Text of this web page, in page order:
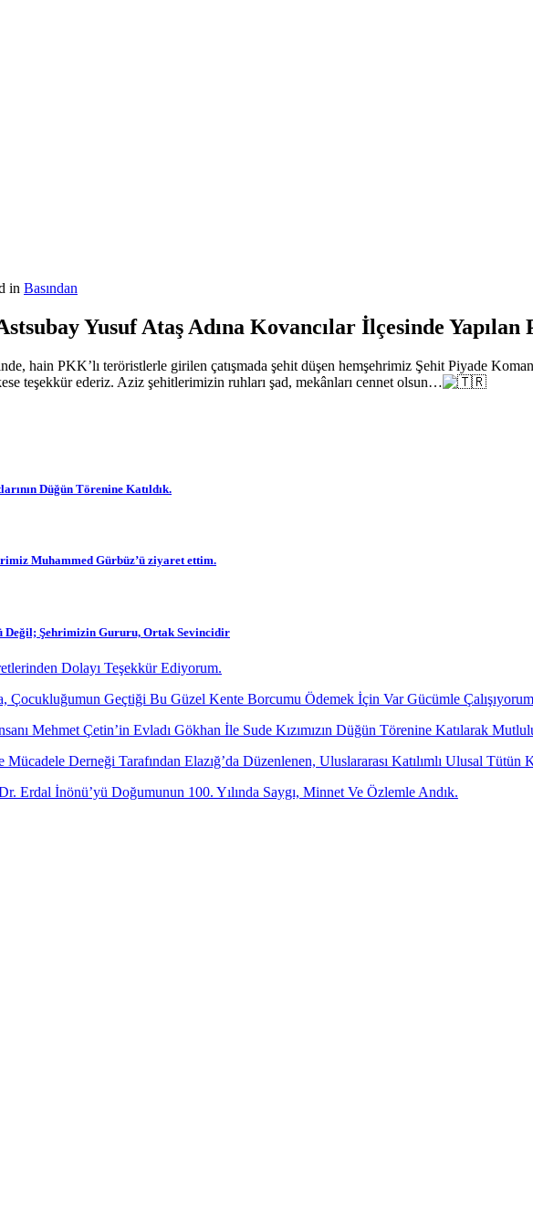
in Basından
Yusuf Ataş Adına Kovancılar İlçesinde
hain PKK’lı teröristlerle girilen çatışmada şehit düşen hemşehrimiz Şehit Piyade
teşekkür ederiz. Aziz şehitlerimizin ruhları şad, mekânları cennet olsun…
Düğün Törenine Katıldık.
Muhammed Gürbüz’ü ziyaret ettim.
Değil; Şehrimizin Gururu, Ortak Sevincidir
Dolayı Teşekkür Ediyorum.
Çocukluğumun Geçtiği Bu Güzel Kente Borcumu Ödemek İçin Var Gücümle
Mehmet Çetin’in Evladı Gökhan İle Sude Kızımızın Düğün Törenine Katılarak
Mücadele Derneği Tarafından Elazığ’da Düzenlenen, Uluslararası Katılımlı Ulusal
Erdal İnönü’yü Doğumunun 100. Yılında Saygı, Minnet Ve Özlemle Andık.